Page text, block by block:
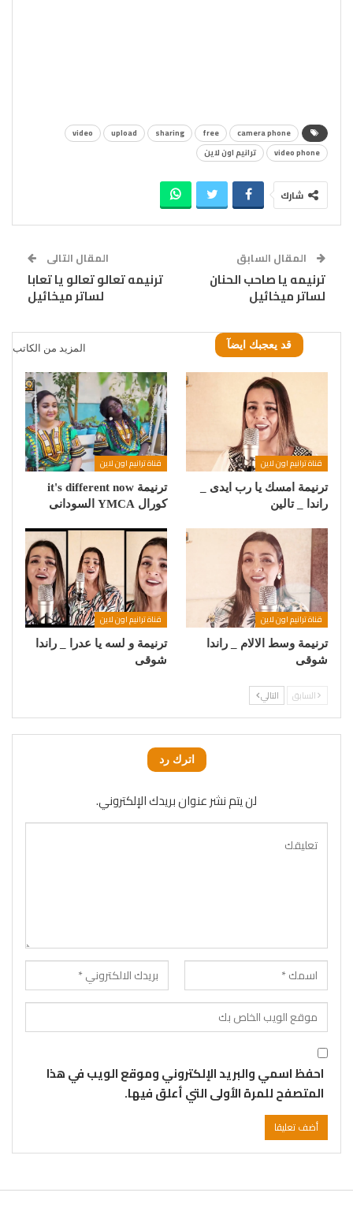
camera phone
free
sharing
upload
video
video phone
ترانيم اون لاين
شارك
المقال السابق
ترنيمه يا صاحب الحنان
لساتر ميخائيل
المقال التالى
ترنيمه تعالو تعالو يا تعابا
لساتر ميخائيل
قد يعجبك ايضآ المزيد من الكاتب
قناة ترانيم اون لاين
ترنيمة امسك يا رب ايدى _
راندا _ تالين
قناة ترانيم اون لاين
ترنيمة it's different now
كورال YMCA السودانى
قناة ترانيم اون لاين
ترنيمة وسط الالام _ راندا
شوقى
قناة ترانيم اون لاين
ترنيمة و لسه يا عدرا _ راندا
شوقى
السابق التالي
اترك رد
لن يتم نشر عنوان بريدك الإلكتروني.
احفظ اسمي والبريد الإلكتروني وموقع الويب في هذا
المتصفح للمرة الأولى التي أعلق فيها.